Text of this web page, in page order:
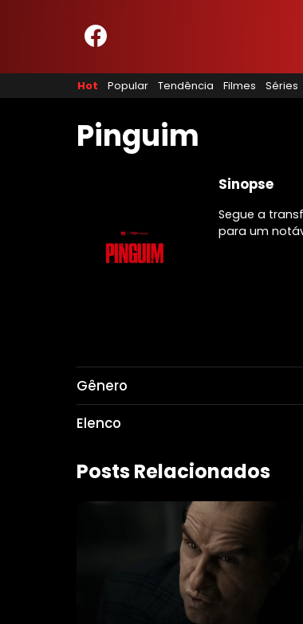
Hot Popular Tendência Filmes Séries
NOSSA EQUIPE
PRINCÍPIOS EDITORIAIS
TERMOS E CONDIÇÕES
CONTATOPinguim
Sinopse
Segue a
para um
Gênero
Elenco
Posts Relacionados